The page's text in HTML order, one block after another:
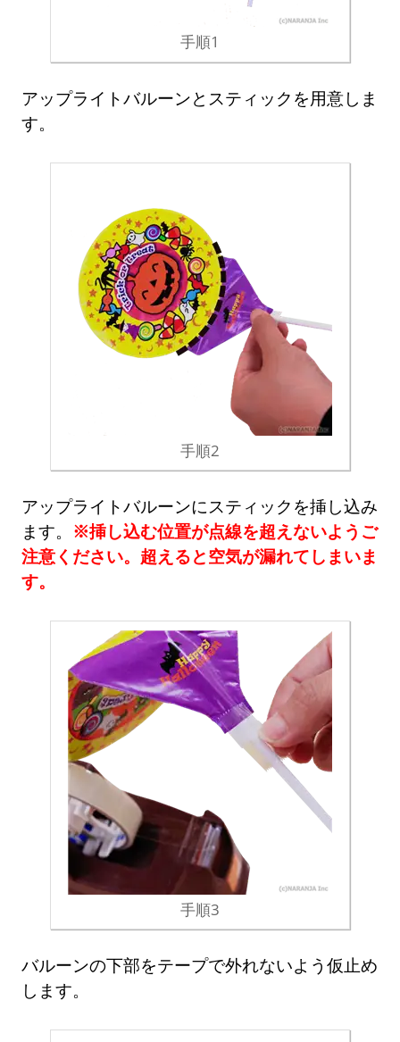
手順1
アップライトバルーンとスティックを用意しま
す。
手順2
アップライトバルーンにスティックを挿し込み
ます。 ※挿し込む位置が点線を超えないようご
注意ください。超えると空気が漏れてしまいま
す。
手順3
バルーンの下部をテープで外れないよう仮止め
します。